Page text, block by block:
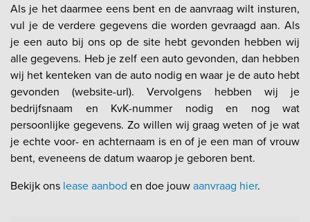
Als je het daarmee eens bent en de aanvraag wilt insturen,
vul je de verdere gegevens die worden gevraagd aan. Als
je een auto bij ons op de site hebt gevonden hebben wij
alle gegevens. Heb je zelf een auto gevonden, dan hebben
wij het kenteken van de auto nodig en waar je de auto hebt
gevonden (website-url). Vervolgens hebben wij je
bedrijfsnaam en KvK-nummer nodig en nog wat
persoonlijke gegevens. Zo willen wij graag weten of je wat
je echte voor- en achternaam is en of je een man of vrouw
bent, eveneens de datum waarop je geboren bent.
Bekijk ons lease aanbod en doe jouwaanvraag hier.